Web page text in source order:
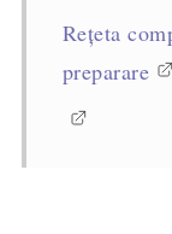
Rețeta
preparare